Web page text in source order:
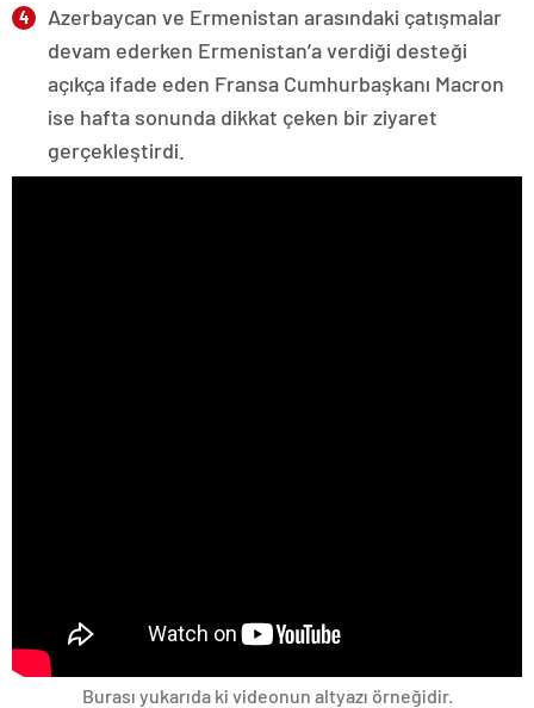
Azerbaycan ve Ermenistan arasındaki çatışmalar
devam ederken Ermenistan’a verdiği desteği
açıkça ifade eden Fransa Cumhurbaşkanı Macron
ise hafta sonunda dikkat çeken bir ziyaret
gerçekleştirdi.
Burası yukarıda ki videonun altyazı örneğidir.